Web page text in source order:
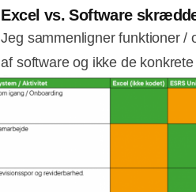
Excel vs. Software
Jeg sammenligner funktioner /
af software og ikke de